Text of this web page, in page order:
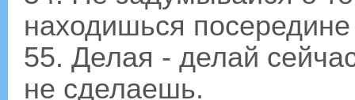
находишься
55. Делая - делай
не сделаешь.